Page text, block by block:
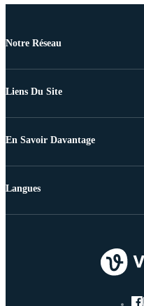
Notre Réseau
Liens Du Site
En Savoir Davantage
Langues